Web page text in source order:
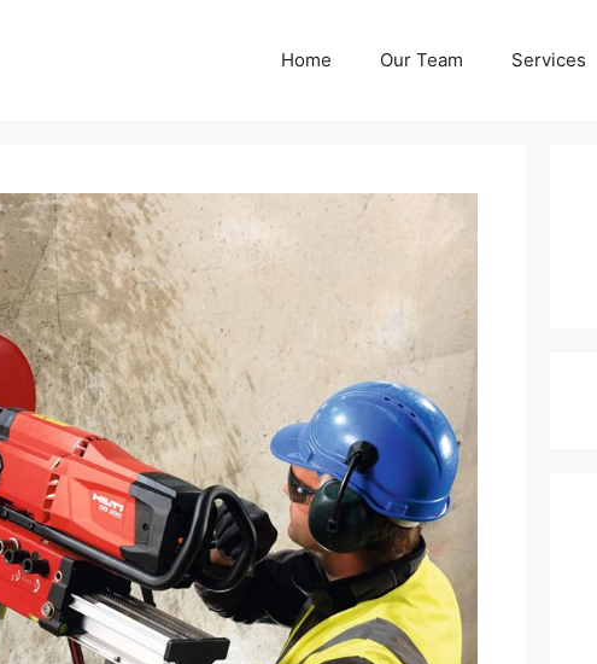
Home Our Team Services